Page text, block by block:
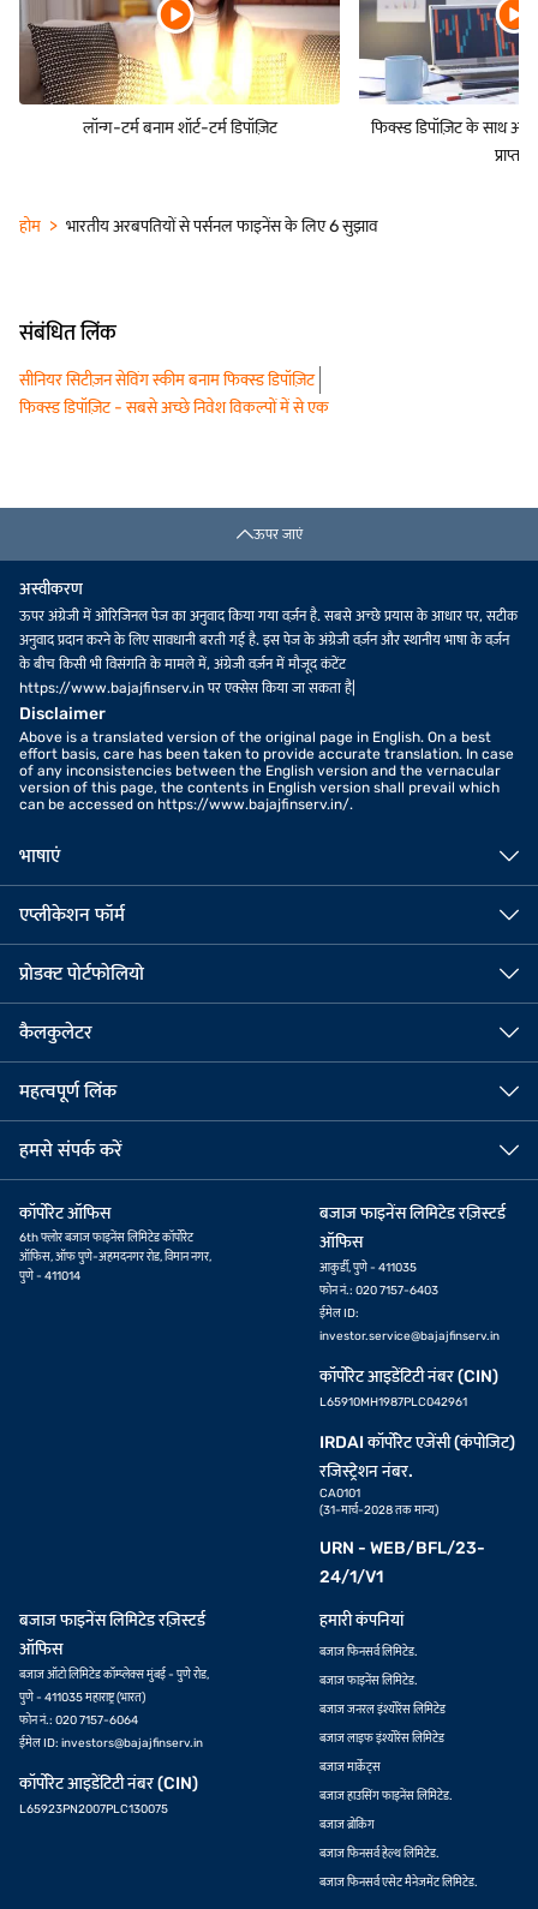
लॉन्ग-टर्म बनाम शॉर्ट-टर्म डिपॉज़िट
फिक्स्ड डिपॉज़िट के साथ
प्राप्त
होम भारतीय अरबपतियों से पर्सनल फाइनेंस के लिए 6 सुझाव
संबंधित लिंक
सीनियर सिटीज़न सेविंग स्कीम बनाम फिक्स्ड डिपॉज़िट
फिक्स्ड डिपॉज़िट - सबसे अच्छे निवेश विकल्पों में से एक
ऊपर जाएं
अस्वीकरण
ऊपर अंग्रेजी में ओरिजिनल पेज का अनुवाद किया गया वर्ज़न है. सबसे अच्छे प्रयास के आधार पर, सटीक
अनुवाद प्रदान करने के लिए सावधानी बरती गई है. इस पेज के अंग्रेजी वर्ज़न और स्थानीय भाषा के वर्ज़न
के बीच किसी भी विसंगति के मामले में, अंग्रेजी वर्ज़न में मौजूद कंटेंट
https://www.bajajfinserv.in पर एक्सेस किया जा सकता है|
Disclaimer
Above is a translated version of the original page in English. On a best
effort basis, care has been taken to provide accurate translation. In case
of any inconsistencies between the English version and the vernacular
version of this page, the contents in English version shall prevail which
can be accessed on https://www.bajajfinserv.in/.
भाषाएं
एप्लीकेशन फॉर्म
प्रोडक्ट पोर्टफोलियो
कैलकुलेटर
महत्वपूर्ण लिंक
हमसे संपर्क करें
कॉर्पोरेट ऑफिस
6th फ्लोर बजाज फाइनेंस लिमिटेड कॉर्पोरेट
ऑफिस, ऑफ पुणे-अहमदनगर रोड, विमान नगर,
पुणे - 411014
बजाज फाइनेंस लिमिटेड रज़िस्टर्ड
ऑफिस
आकुर्डी, पुणे - 411035
फोन नं.: 020 7157-6403
ईमेल ID:
investor.service@bajajfinserv.in
कॉर्पोरेट आइडेंटिटी नंबर (CIN)
L65910MH1987PLC042961
IRDAI कॉर्पोरेट एजेंसी (कंपोजिट)
रजिस्ट्रेशन नंबर.
CA0101
(31-मार्च-2028 तक मान्य)
URN - WEB/BFL/23-
24/1/V1
बजाज फाइनेंस लिमिटेड रज़िस्टर्ड
ऑफिस
बजाज ऑटो लिमिटेड कॉम्प्लेक्स मुंबई - पुणे रोड,
पुणे - 411035 महाराष्ट्र (भारत)
फोन नं.: 020 7157-6064
ईमेल ID: investors@bajajfinserv.in
कॉर्पोरेट आइडेंटिटी नंबर (CIN)
L65923PN2007PLC130075
हमारी कंपनियां
बजाज फिनसर्व लिमिटेड.
बजाज फाइनेंस लिमिटेड.
बजाज जनरल इंश्योरेंस लिमिटेड
बजाज लाइफ इंश्योरेंस लिमिटेड
बजाज मार्केट्स
बजाज हाउसिंग फाइनेंस लिमिटेड.
बजाज ब्रोकिंग
बजाज फिनसर्व हेल्थ लिमिटेड.
बजाज फिनसर्व एसेट मैनेजमेंट लिमिटेड.